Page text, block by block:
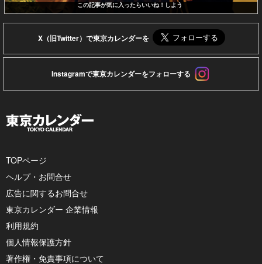
この記事が気に入ったらいいね！しよう
X（旧Twitter）で東京カレンダーを
Instagramで東京カレンダーをフォローする
TOPページ
ヘルプ・お問合せ
広告に関するお問合せ
東京カレンダー 企業情報
利用規約
個人情報保護方針
著作権・免責事項について